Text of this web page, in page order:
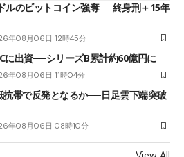
ルのビットコイン強奪──終身刑＋15年
年08月06日 12時45分
に出資──シリーズB累計約60億円に
年08月06日 11時04分
抗帯で反発となるか──日足雲下端突破
年08月06日 08時10分